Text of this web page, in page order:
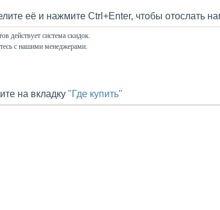
её и нажмите Ctrl+Enter, чтобы отослать
действует система скидок.
с нашими менеджерами.
на вкладку "Где купить"